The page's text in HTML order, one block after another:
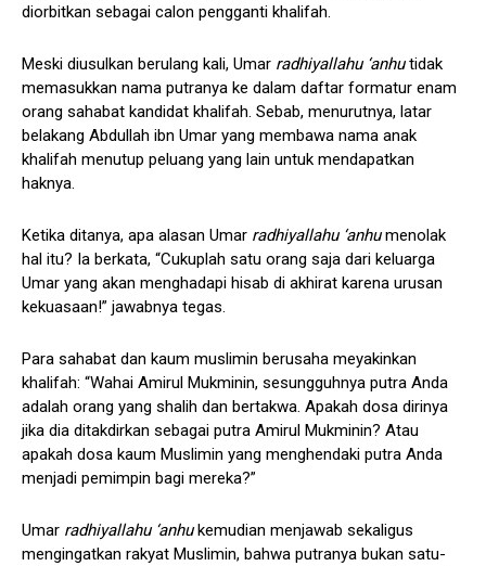
diorbitkan sebagai calon pengganti khalifah.
Meski diusulkan berulang kali, Umar radhiyallahu ‘anhutidak
memasukkan nama putranya ke dalam daftar formatur enam
orang sahabat kandidat khalifah. Sebab, menurutnya, latar
belakang Abdullah ibn Umar yang membawa nama anak
khalifah menutup peluang yang lain untuk mendapatkan
haknya.
Ketika ditanya, apa alasan Umar radhiyallahu ‘anhumenolak
hal itu? Ia berkata, “Cukuplah satu orang saja dari keluarga
Umar yang akan menghadapi hisab di akhirat karena urusan
kekuasaan!” jawabnya tegas.
Para sahabat dan kaum muslimin berusaha meyakinkan
khalifah: “Wahai Amirul Mukminin, sesungguhnya putra Anda
adalah orang yang shalih dan bertakwa. Apakah dosa dirinya
jika dia ditakdirkan sebagai putra Amirul Mukminin? Atau
apakah dosa kaum Muslimin yang menghendaki putra Anda
menjadi pemimpin bagi mereka?”
Umar radhiyallahu ‘anhukemudian menjawab sekaligus
mengingatkan rakyat Muslimin, bahwa putranya bukan satu-